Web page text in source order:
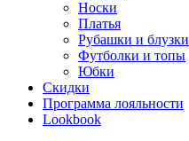
Носки
Платья
Рубашки и блузки
Футболки и топы
Юбки
Скидки
Программа лояльности
Lookbook